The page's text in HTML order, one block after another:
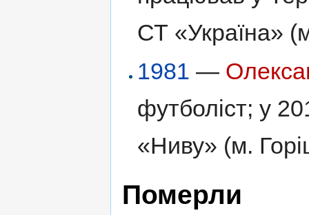
СТ «Україна»
1981 —
футболіст; у
«Ниву» (м.
Померли